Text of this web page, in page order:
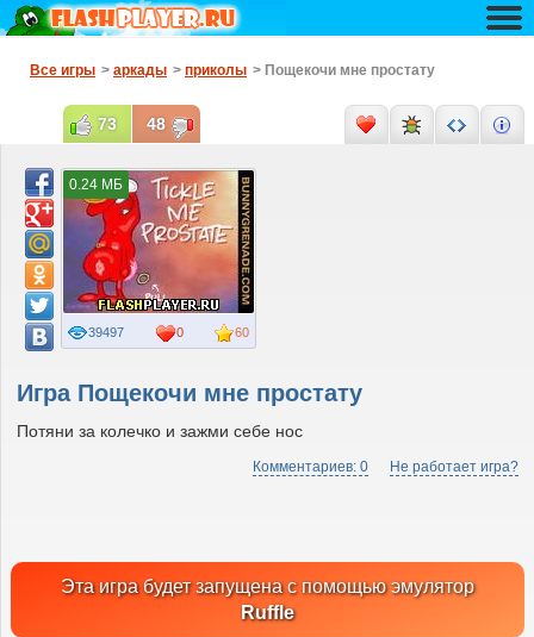
Все игры > аркады > приколы > Пощекочи мне простату
Игра Пощекочи мне простату
Потяни за колечко и зажми себе нос
Комментариев: 0 Не работает игра?
Эта игра будет запущена с помощью эмулятор
Ruffle
60
39497 0
0.24 МБ
73 48